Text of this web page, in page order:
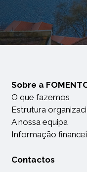
Sobre a
O que fazemos
Estrutura
A nossa equipa
Informação
Contactos